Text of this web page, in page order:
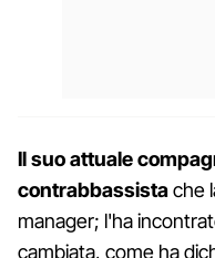
Il suo attuale
contrabbassistache
manager; l'ha
cambiata, come ha